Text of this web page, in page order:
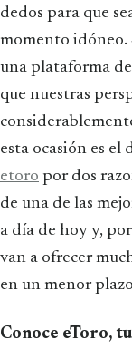
dedos para que
momento idóneo.
una plataforma
que nuestras
esta ocasión es el
etoro por dos
de una de las
a día de hoy y,
van a ofrecer
en un menor
Conoce eToro,